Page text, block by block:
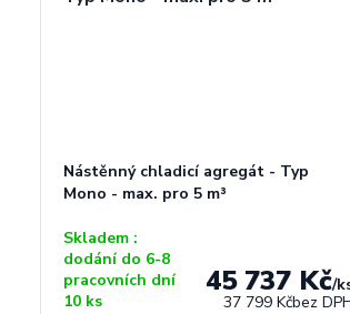
Nástěnný chladicí agregát - Typ
Mono - max. pro 5 m³
45 737 Kč/
37 799 Kčbez
Skladem :
dodání do 6-8
pracovních dní
10 ks